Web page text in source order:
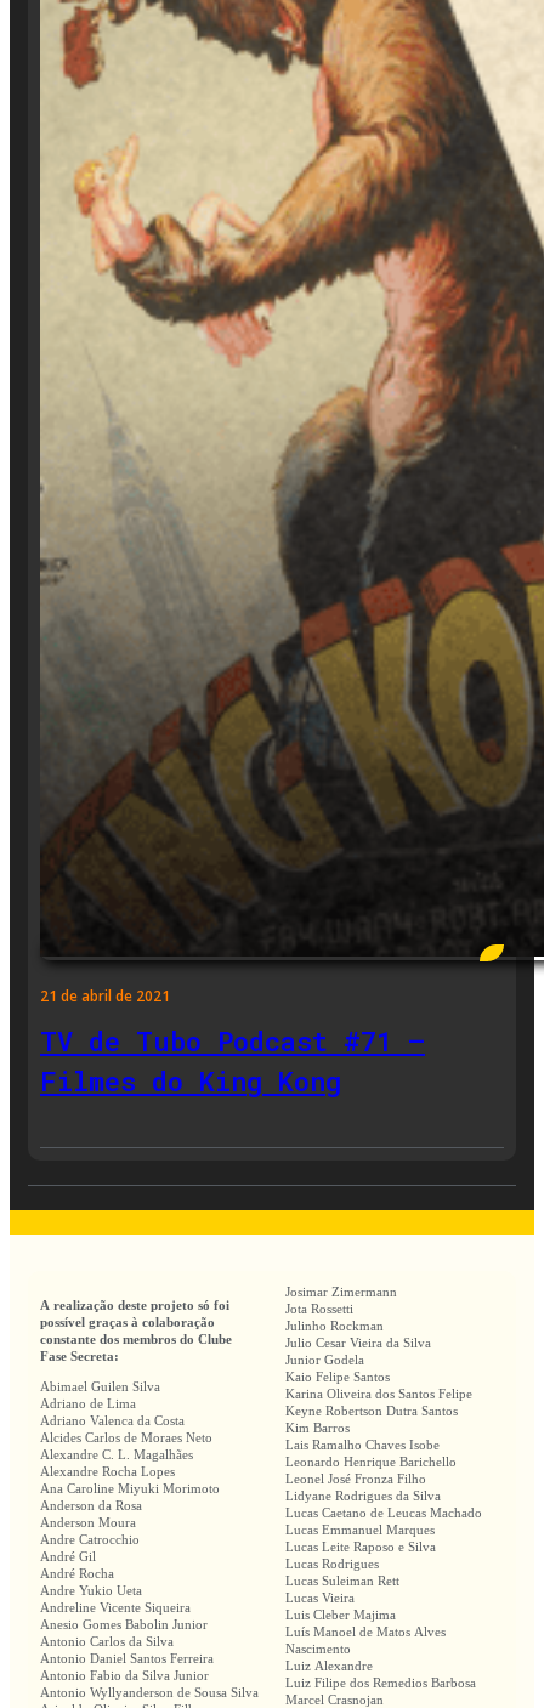
21 de abril de 2021
TV de Tubo Podcast #71 –
Filmes do King Kong
A realização deste projeto só foi
possível graças à colaboração
constante dos membros do Clube
Fase Secreta:
Abimael Guilen Silva
Adriano de Lima
Adriano Valenca da Costa
Alcides Carlos de Moraes Neto
Alexandre C. L. Magalhães
Alexandre Rocha Lopes
Ana Caroline Miyuki Morimoto
Anderson da Rosa
Anderson Moura
Andre Catrocchio
André Gil
André Rocha
Andre Yukio Ueta
Andreline Vicente Siqueira
Anesio Gomes Babolin Junior
Antonio Carlos da Silva
Antonio Daniel Santos Ferreira
Antonio Fabio da Silva Junior
Antonio Wyllyanderson de Sousa Silva
Josimar Zimermann
Jota Rossetti
Julinho Rockman
Julio Cesar Vieira da Silva
Junior Godela
Kaio Felipe Santos
Karina Oliveira dos Santos Felipe
Keyne Robertson Dutra Santos
Kim Barros
Lais Ramalho Chaves Isobe
Leonardo Henrique Barichello
Leonel José Fronza Filho
Lidyane Rodrigues da Silva
Lucas Caetano de Leucas Machado
Lucas Emmanuel Marques
Lucas Leite Raposo e Silva
Lucas Rodrigues
Lucas Suleiman Rett
Lucas Vieira
Luis Cleber Majima
Luís Manoel de Matos Alves
Nascimento
Luiz Alexandre
Luiz Filipe dos Remedios Barbosa
Marcel Crasnojan